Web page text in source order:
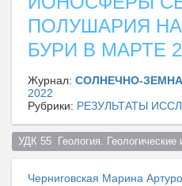
ПОЛУШАРИЯ
БУРИ В МАРТЕ
Журнал: СОЛНЕЧНО-
2022
Рубрики: РЕЗУЛЬТАТЫ
УДК 55  Геология. Геологические
Черниговская Марина